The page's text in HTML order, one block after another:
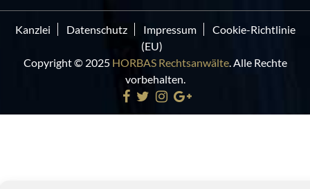
Kanzlei Datenschutz Impressum
Cookie-Richtlinie
(EU)
Copyright © 2025 HORBAS Rechtsanwälte. Alle Rechte
vorbehalten.